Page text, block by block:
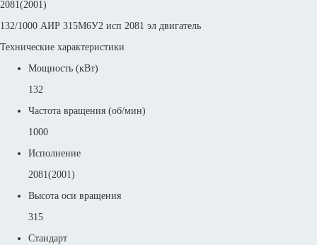
2081(2001)
132/1000 АИР 315М6У2 исп 2081 эл двигатель
Технические характеристики
Мощность (кВт)
132
Частота вращения (об/мин)
1000
Исполнение
2081(2001)
Высота оси вращения
315
Стандарт